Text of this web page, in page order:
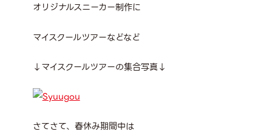
オリジナルスニーカー制作に
マイスクールツアーなどなど
↓マイスクールツアーの集合写真↓
さてさて、春休み期間中は